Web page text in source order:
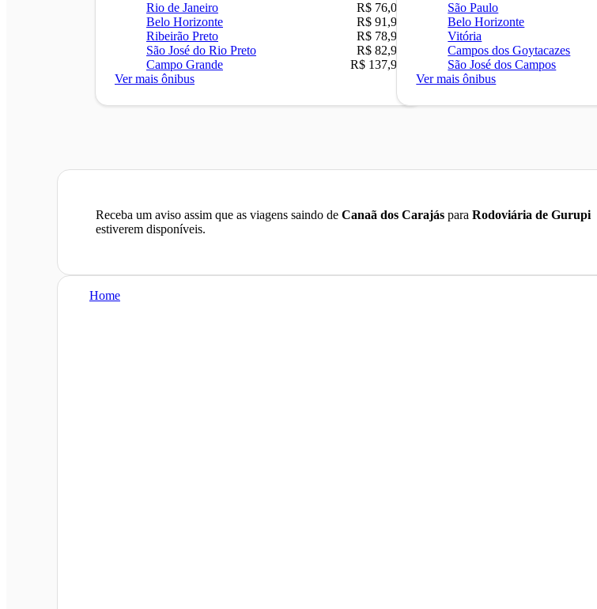
Rio de Janeiro
R$ 76,09
Belo Horizonte
R$ 91,90
Ribeirão Preto
R$ 78,90
São José do Rio Preto
R$ 82,90
Campo Grande
R$ 137,90
Ver mais ônibus
São Paulo
Belo Horizonte
Vitória
Campos dos Goytacazes
São José dos Campos
Ver mais ônibus
Receba um aviso assim que as viagens saindo de Canaã dos Carajás para Rodoviária de Gurupi
estiverem disponíveis.
Home